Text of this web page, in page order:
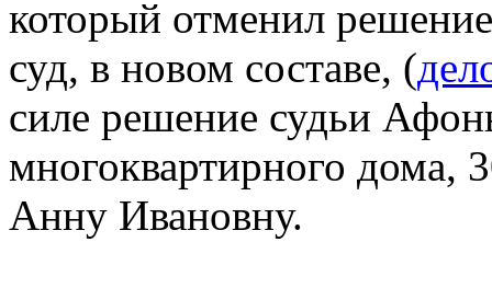
который отменил
суд, в новом составе, (
силе решение судьи
многоквартирного дома,
Анну Ивановну.